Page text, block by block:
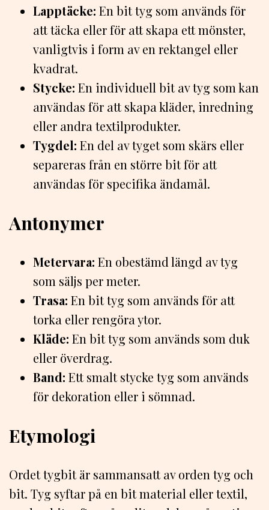
Lapptäcke: En bit tyg som används för
att täcka eller för att skapa ett mönster,
vanligtvis i form av en rektangel eller
kvadrat.
Stycke: En individuell bit av tyg som kan
användas för att skapa kläder, inredning
eller andra textilprodukter.
Tygdel: En del av tyget som skärs eller
separeras från en större bit för att
användas för specifika ändamål.
Antonymer
Metervara: En obestämd längd av tyg
som säljs per meter.
Trasa: En bit tyg som används för att
torka eller rengöra ytor.
Kläde: En bit tyg som används som duk
eller överdrag.
Band: Ett smalt stycke tyg som används
för dekoration eller i sömnad.
Etymologi
Ordet tygbit är sammansatt av orden tyg och
bit. Tyg syftar på en bit material eller textil,